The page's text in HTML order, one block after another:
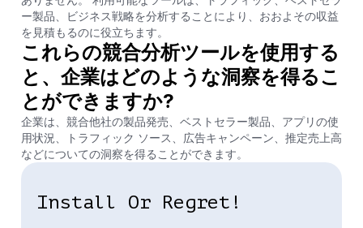
ー製品、ビジネス戦略を分析することにより、おおよその収益
を見積もるのに役立ちます。
これらの競合分析ツールを使用する
と、企業はどのような洞察を得るこ
とができますか?
企業は、競合他社の製品発売、ベストセラー製品、アプリの使
用状況、トラフィック ソース、広告キャンペーン、推定売上高
などについての洞察を得ることができます。
Install Or Regret!